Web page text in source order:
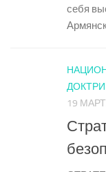
себя
19